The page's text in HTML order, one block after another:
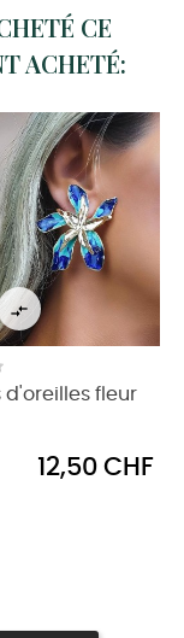
CE
ACHETÉ:

d'oreilles fleur
Prix
12,50 CHF